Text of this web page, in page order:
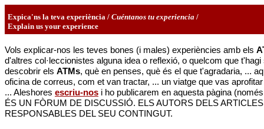
Expica'ns la teva experiència / Cuéntanos tu experiencia /
Explain us your experience
Vols explicar-nos les teves bones (i males) experiències amb els
d'altres col·leccionistes alguna idea o reflexió, o quelcom que
descobrir els ATMs, què en penses, què és el que t'agradaria, ...
oficina de correus, com et van tractar, ... un viatge que vas
... Aleshores escriu-nos i ho publicarem en aquesta pàgina
ÉS UN FÒRUM DE DISCUSSIÓ. ELS AUTORS DELS
RESPONSABLES DEL SEU CONTINGUT.